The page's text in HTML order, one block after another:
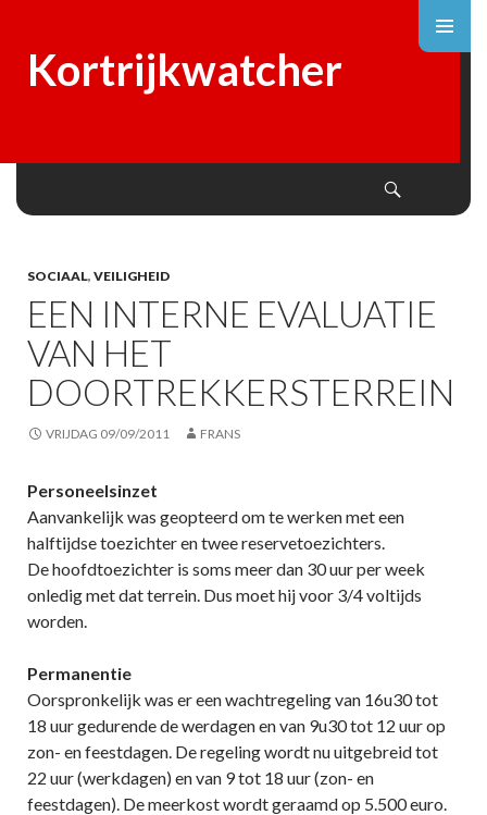
Kortrijkwatcher
SOCIAAL, VEILIGHEID
EEN INTERNE EVALUATIE
VAN HET
DOORTREKKERSTERREIN
VRIJDAG 09/09/2011 FRANS
Personeelsinzet
Aanvankelijk was geopteerd om te werken met een
halftijdse toezichter en twee reservetoezichters.
De hoofdtoezichter is soms meer dan 30 uur per week
onledig met dat terrein. Dus moet hij voor 3/4 voltijds
worden.
Permanentie
Oorspronkelijk was er een wachtregeling van 16u30 tot
18 uur gedurende de werdagen en van 9u30 tot 12 uur op
zon- en feestdagen. De regeling wordt nu uitgebreid tot
22 uur (werkdagen) en van 9 tot 18 uur (zon- en
feestdagen). De meerkost wordt geraamd op 5.500 euro.